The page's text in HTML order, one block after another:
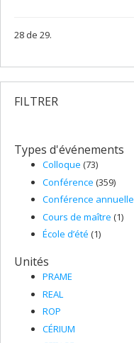
28 de 29.
FILTRER
Types d'événements
Colloque (73)
Conférence (359)
Conférence annuelle
Cours de maître (1)
École d’été (1)
Unités
PRAME
REAL
ROP
CÉRIUM